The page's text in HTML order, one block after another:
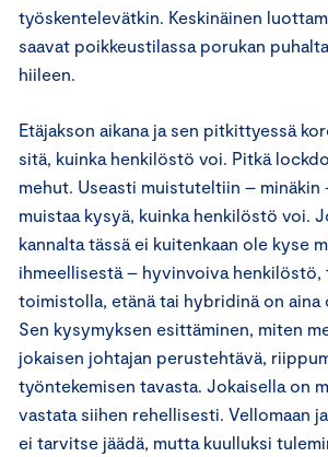
työskentelevätkin. Keskinäinen
saavat poikkeustilassa porukan
hiileen.
Etäjakson aikana ja sen pitkittyessä
sitä, kuinka henkilöstö voi. Pitkä
mehut. Useasti muistuteltiin – minäkin
muistaa kysyä, kuinka henkilöstö voi.
kannalta tässä ei kuitenkaan ole kyse
ihmeellisestä – hyvinvoiva henkilöstö,
toimistolla, etänä tai hybridinä on aina
Sen kysymyksen esittäminen, miten
jokaisen johtajan perustehtävä,
työntekemisen tavasta. Jokaisella on
vastata siihen rehellisesti. Vellomaan
ei tarvitse jäädä, mutta kuulluksi